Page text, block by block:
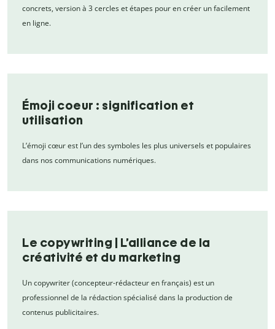
concrets, version à 3 cercles et étapes pour en créer un facilement
en ligne.
Émoji coeur : signification et
utilisation
L’émoji cœur est l’un des symboles les plus universels et populaires
dans nos communications numériques.
Le copywriting | L’alliance de la
créativité et du marketing
Un copywriter (concepteur-rédacteur en français) est un
professionnel de la rédaction spécialisé dans la production de
contenus publicitaires.